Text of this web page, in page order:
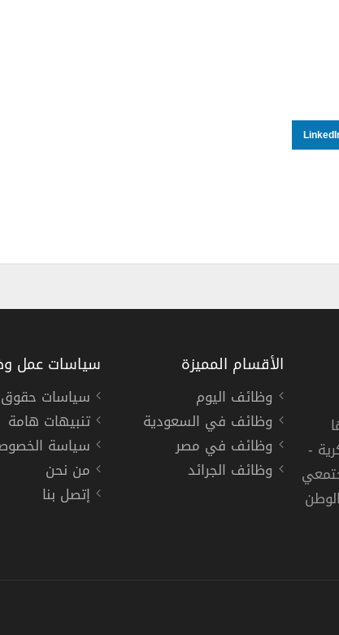
وظيفة منسق
شركة سانوفي
« السعودية »
– مراسل بالرياض
-
الأقسام المميزة
وظائف اليوم
وظائف في السعودية
وظائف في مصر
وظائف الجرائد
سياسات عمل
سياسات حقوق
تنبيهات هامة
سياسة
من نحن
إتصل بنا